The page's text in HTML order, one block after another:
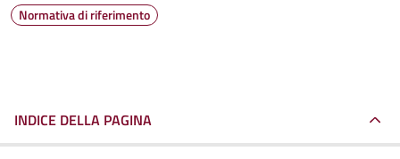
Normativa di riferimento
INDICE DELLA PAGINA